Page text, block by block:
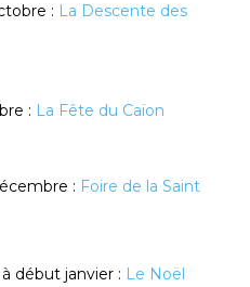
: La Descente des
: La Fête du Caïon
: Foire de la Saint
début janvier : Le Noël